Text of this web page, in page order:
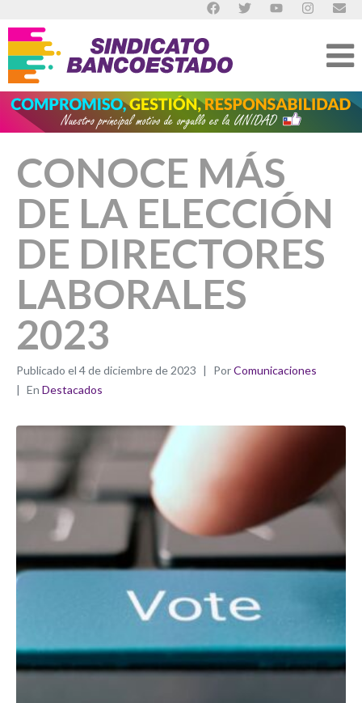
CONOCE MÁS
DE LA ELECCIÓN
DE DIRECTORES
LABORALES
2023
Publicado el 4 de diciembre de 2023 PorComunicaciones
En Destacados